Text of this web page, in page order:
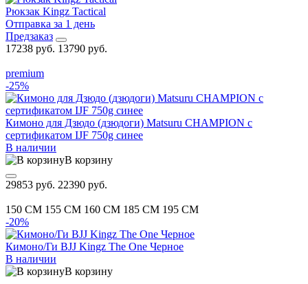
Рюкзак Kingz Tactical
Отправка за 1 день
Предзаказ
17238 руб. 13790 руб.
premium
-25%
Кимоно для Дзюдо (дзюдоги) Matsuru CHAMPION с
сертификатом IJF 750g синее
В наличии
В корзину
29853 руб. 22390 руб.
150 CM 155 CM 160 CM 185 CM 195 CM
-20%
Кимоно/Ги BJJ Kingz The One Черное
В наличии
В корзину